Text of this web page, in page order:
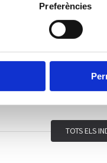
Preferències
Salut percebuda
TOTS ELS